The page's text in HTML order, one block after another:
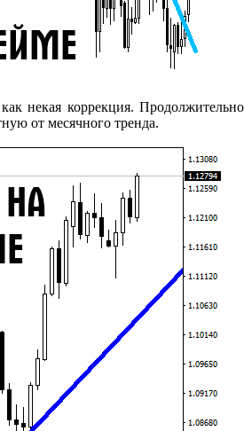
некая коррекция.
от месячного тренда.